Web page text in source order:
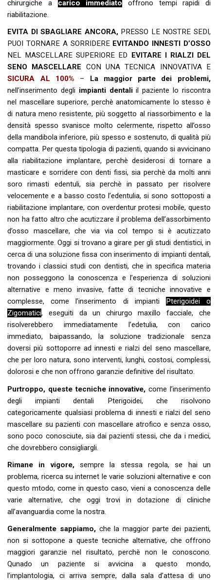
chirurgiche a carico immediato offrono tempi rapidi di
riabilitazione.
EVITA DI SBAGLIARE ANCORA,PRESSO LE NOSTRE SEDI,
PUOI TORNARE A SORRIDERE EVITANDO INNESTI D’OSSO
NEL MASCELLARE SUPERIORE ED EVITARE I RIALZI DEL
SENO MASCELLARE CON UNA TECNICA INNOVATIVA E
SICURA AL 100% – La maggior parte dei problemi,
nell’inserimento degli impianti dentaliil paziente lo riscontra
nel mascellare superiore, perchè anatomicamente lo stesso è
di natura meno resistente, più soggetto al riassorbimento e la
densità spesso svanisce molto celermente, rispetto all’osso
della mandibola inferiore, più spesso e sostenuto, di qualità più
compatta. Per questa tipologia di pazienti, quando si avvicinano
alla riabilitazione implantare, perchè desiderosi di tornare a
masticare e sorridere con denti fissi, sia perchè da molti anni
soro rimasti edentuli, sia perchè in passato per risolvere
velocemente e a basso costo l’edentulia, si sono sottoposti a
riabilitazione implantare, con overdentur protesi mobile, questo
non ha fatto altro che acutizzare il problema dell’assorbimento
d’osso mascellare, che via via col tempo si è acutizzato
maggiormente. Oggi si trovano a girare per gli studi dentistici, in
cerca di una soluzione fissa con inserimento di impianti dentali,
trovando i classici studi con dentisti, che in specifica materia
non posseggono la conoscenza e l’esperienza di soluzioni
alternative e meno invasive, fatte di tecniche innovative e
complesse, come l’inserimento di impianti Pterigoidei o
Zigomatici, eseguiti da un chirurgo maxillo facciale, che
risolverebbero immediatamente l’edetulia, con carico
immediato, baipassando, la soluzione tradizionale senza
doversi più sottoporre ad innesti e rialzi del seno mascellare,
che per loro natura, sono interventi, lunghi, costosi, complessi,
dolorosi e che non offrono garanzie definitive del risultato.
Purtroppo, queste tecniche innovative, come l’inserimento
degli impianti dentali Pterigoidei, che risolvono
categoricamente qualsiasi problema di innesti e rialzi del seno
mascellare su pazienti con mascellare atrofico e senza osso,
sono poco conosciute, sia dai pazienti stessi, che da i medici,
che dovrebbero consigliargli.
Rimane in vigore,sempre la stessa regola, se hai un
problema, ricerca su internet le varie soluzioni alternative e con
questo mtodo, come in questo caso, vieni a conoscenza delle
varie alternative, che oggi trovi in dotazione di cliniche
all’avanguardia come la nostra.
Generalmente sappiamo,che la maggior parte dei pazienti,
non si sottopone a queste tecniche alternative, che offrono
maggiori garanzie nel risultato, perchè non le conoscono.
Qunado un paziente si avvicina a questo mondo,
l’implantologia, ci arriva sempre, dalla sala d’attesa di uno